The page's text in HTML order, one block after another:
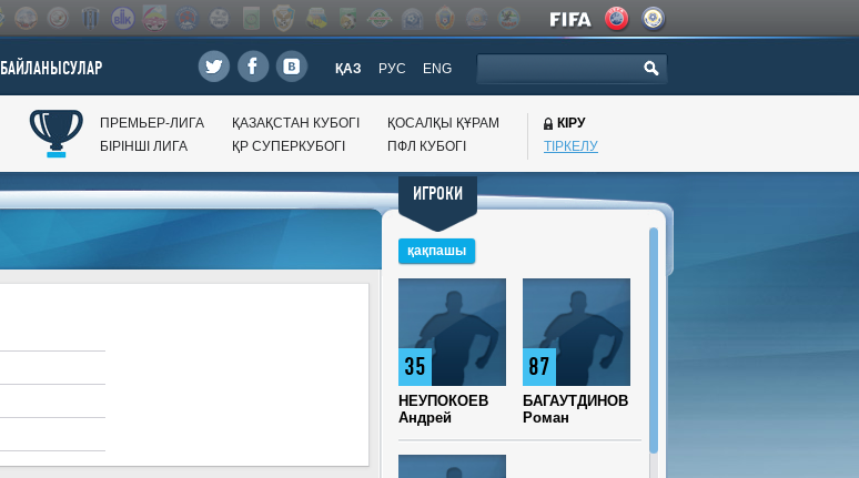
БАЙЛАНЫСУЛАР ҚАЗ РУС ENG
ПРЕМЬЕР-ЛИГА
БIРIНШI ЛИГА
ҚАЗАҚСТАН КУБОГI
ҚР CУПЕРКУБОГI
ҚОСАЛҚЫ ҚҰРАМ
ПФЛ КУБОГI
КІРУ
ТІРКЕЛУ
ИГРОКИ
қақпашы
35
НЕУПОКОЕВ
Андрей
87
БАГАУТДИНОВ
Роман